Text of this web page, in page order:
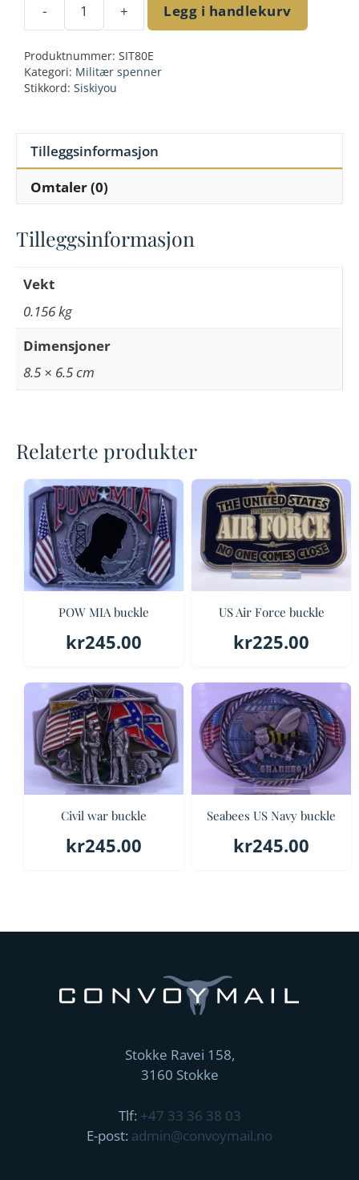
-
American
buckle
antall
+ Legg i handlekurv
Produktnummer: SIT80E
Kategori: Militær spenner
Stikkord: Siskiyou
Tilleggsinformasjon
Omtaler (0)
Tilleggsinformasjon
Vekt
0.156 kg
Dimensjoner
8.5 × 6.5 cm
Relaterte produkter
POW MIA buckle
kr245.00
US Air Force buckle
kr225.00
Civil war buckle
kr245.00
Seabees US Navy buckle
kr245.00
Stokke Ravei 158,
3160 Stokke
Tlf: +47 33 36 38 03
E-post: admin@convoymail.no